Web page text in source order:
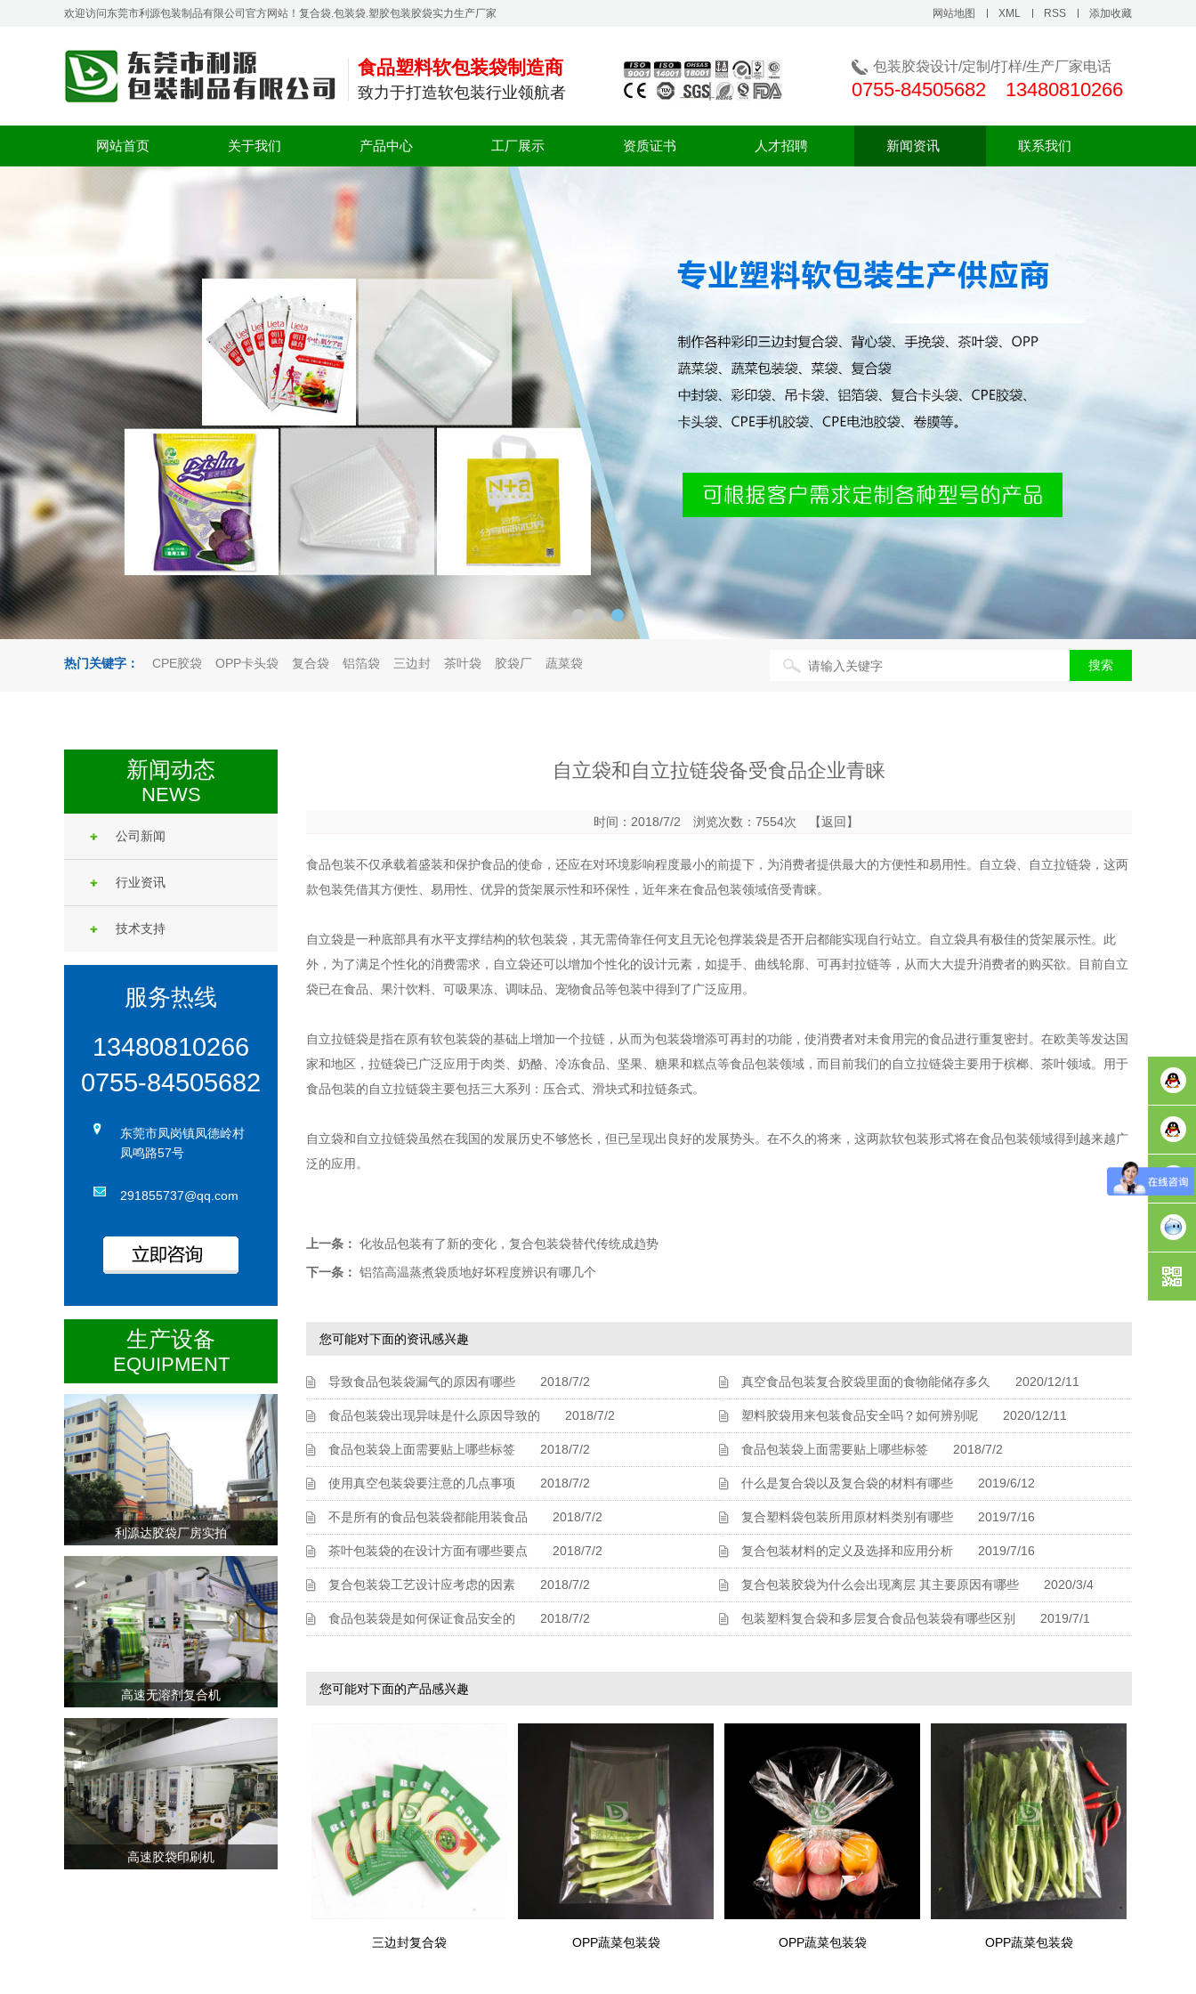
欢迎访问东莞市利源包装制品有限公司官方网站！复合袋.包装袋.塑胶包装胶袋实力生产厂家 网站地图 XML RSS 添加收藏
食品塑料软包装袋制造商
致力于打造软包装行业领航者
包装胶袋设计/定制/打样/生产厂家电话
0755-84505682 13480810266
网站首页 关于我们 产品中心 工厂展示 资质证书 人才招聘 新闻资讯 联系我们
热门关键字： CPE胶袋 OPP卡头袋 复合袋 铝箔袋 三边封 茶叶袋 胶袋厂 蔬菜袋 搜索
新闻动态
NEWS
公司新闻
行业资讯
技术支持
服务热线
13480810266
0755-84505682
东莞市凤岗镇凤德岭村
凤鸣路57号
291855737@qq.com
生产设备
EQUIPMENT
利源达胶袋厂房实拍
高速无溶剂复合机
高速胶袋印刷机
自立袋和自立拉链袋备受食品企业青睐
时间：2018/7/2 浏览次数：7554次 【返回】
食品包装不仅承载着盛装和保护食品的使命，还应在对环境影响程度最小的前提下，为消费者提供最大的方便性和易用性。自立袋、自立拉链袋，这两
款包装凭借其方便性、易用性、优异的货架展示性和环保性，近年来在食品包装领域倍受青睐。
自立袋是一种底部具有水平支撑结构的软包装袋，其无需倚靠任何支且无论包撑装袋是否开启都能实现自行站立。自立袋具有极佳的货架展示性。此
外，为了满足个性化的消费需求，自立袋还可以增加个性化的设计元素，如提手、曲线轮廓、可再封拉链等，从而大大提升消费者的购买欲。目前自立
袋已在食品、果汁饮料、可吸果冻、调味品、宠物食品等包装中得到了广泛应用。
自立拉链袋是指在原有软包装袋的基础上增加一个拉链，从而为包装袋增添可再封的功能，使消费者对未食用完的食品进行重复密封。在欧美等发达国
家和地区，拉链袋已广泛应用于肉类、奶酪、冷冻食品、坚果、糖果和糕点等食品包装领域，而目前我们的自立拉链袋主要用于槟榔、茶叶领域。用于
食品包装的自立拉链袋主要包括三大系列：压合式、滑块式和拉链条式。
自立袋和自立拉链袋虽然在我国的发展历史不够悠长，但已呈现出良好的发展势头。在不久的将来，这两款软包装形式将在食品包装领域得到越来越广
泛的应用。
上一条： 化妆品包装有了新的变化，复合包装袋替代传统成趋势
下一条： 铝箔高温蒸煮袋质地好坏程度辨识有哪几个
您可能对下面的资讯感兴趣
导致食品包装袋漏气的原因有哪些 2018/7/2
食品包装袋出现异味是什么原因导致的 2018/7/2
食品包装袋上面需要贴上哪些标签 2018/7/2
使用真空包装袋要注意的几点事项 2018/7/2
不是所有的食品包装袋都能用装食品 2018/7/2
茶叶包装袋的在设计方面有哪些要点 2018/7/2
复合包装袋工艺设计应考虑的因素 2018/7/2
食品包装袋是如何保证食品安全的 2018/7/2
真空食品包装复合胶袋里面的食物能储存多久 2020/12/11
塑料胶袋用来包装食品安全吗？如何辨别呢 2020/12/11
食品包装袋上面需要贴上哪些标签 2018/7/2
什么是复合袋以及复合袋的材料有哪些 2019/6/12
复合塑料袋包装所用原材料类别有哪些 2019/7/16
复合包装材料的定义及选择和应用分析 2019/7/16
复合包装胶袋为什么会出现离层 其主要原因有哪些 2020/3/4
包装塑料复合袋和多层复合食品包装袋有哪些区别 2019/7/1
您可能对下面的产品感兴趣
三边封复合袋 OPP蔬菜包装袋 OPP蔬菜包装袋 OPP蔬菜包装袋
业务咨
询
包装胶
塑胶包
业务咨